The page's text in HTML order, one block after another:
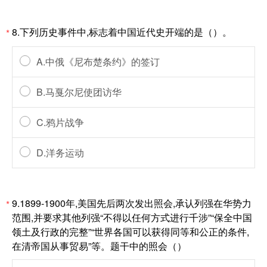
*8.下列历史事件中,标志着中国近代史开端的是（）。
A.中俄《尼布楚条约》的签订
B.马戛尔尼使团访华
C.鸦片战争
D.洋务运动
*9.1899-1900年,美国先后两次发出照会,承认列强在华势力
范围,并要求其他列强“不得以任何方式进行千涉”“保全中国
领土及行政的完整”“世界各国可以获得同等和公正的条件,
在清帝国从事贸易”等。题干中的照会（）